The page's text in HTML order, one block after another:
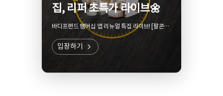
집, 리퍼 초특가 라이브🌼
바디프랜드 멤버십 앱 리뉴얼 특집 라이브! [팔콘
2026/메디컬팬텀 2026] 공식인증리퍼 초특가 할
인!입장하기